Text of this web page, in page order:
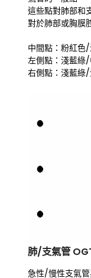
這些點對肺部和
對於肺部或胸膜
中間點：粉紅色
左側點：淺藍綠
右側點：淺藍綠
肺/支氣管
急性/慢性支氣